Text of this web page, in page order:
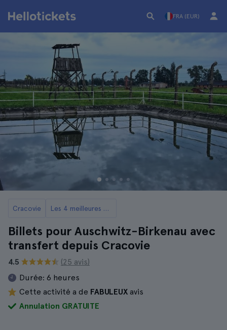
FRA (EUR)
Cracovie Les 4 meilleures excursions à Auschwitz depuis Cracovie
Billets pour Auschwitz-Birkenau avec
transfert depuis Cracovie
4.5
(25 avis)
Durée: 6 heures
Cette activité a de FABULEUX avis
Annulation GRATUITE